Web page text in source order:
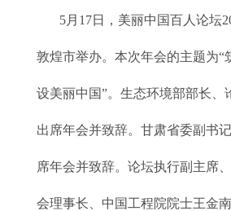
5月17日，美丽中国百人论坛
敦煌市举办。本次年会的主题为“
设美丽中国”。生态环境部部长、
出席年会并致辞。甘肃省委副书
席年会并致辞。论坛执行副主席
会理事长、中国工程院院士王金